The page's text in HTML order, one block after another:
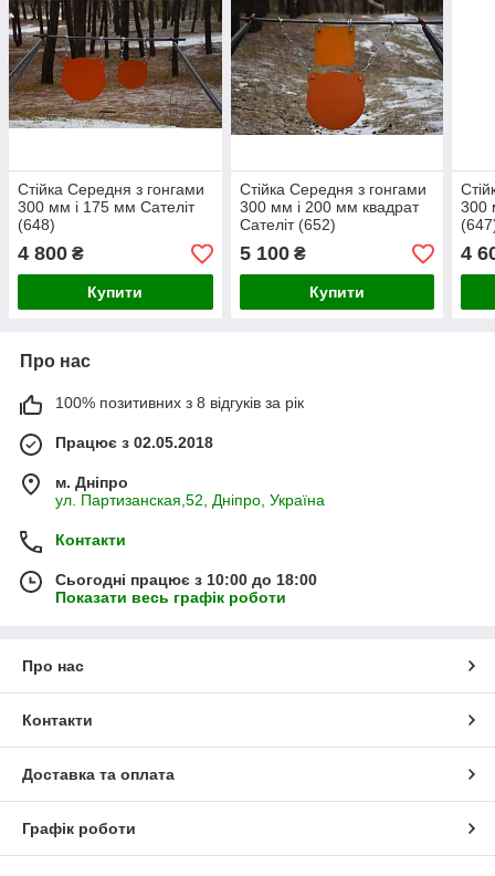
Стійка Середня з гонгами
300 мм і 175 мм Сателіт
(648)
4 800 ₴
Купити
Стійка Середня з гонгами
300 мм і 200 мм квадрат
Сателіт (652)
5 100₴
Купити
300
4
Про нас
100% позитивних з 8 відгуків за рік
Працює з 02.05.2018
м. Дніпро
ул. Партизанская,52, Дніпро, Україна
Контакти
Сьогодні працює з 10:00 до 18:00
Показати весь графік роботи
Про нас
Контакти
Доставка та оплата
Графік роботи